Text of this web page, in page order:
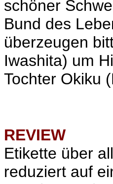
schöner
Bund des
überzeugen
Iwashita) um
Tochter Okiku
REVIEW
Etikette über
reduziert auf